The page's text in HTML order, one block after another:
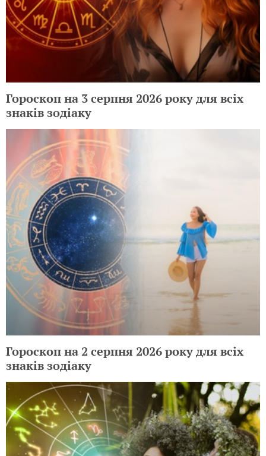
Гороскоп на 3 серпня 2026 року для всіх
знаків зодіаку
Гороскоп на 2 серпня 2026 року для всіх
знаків зодіаку